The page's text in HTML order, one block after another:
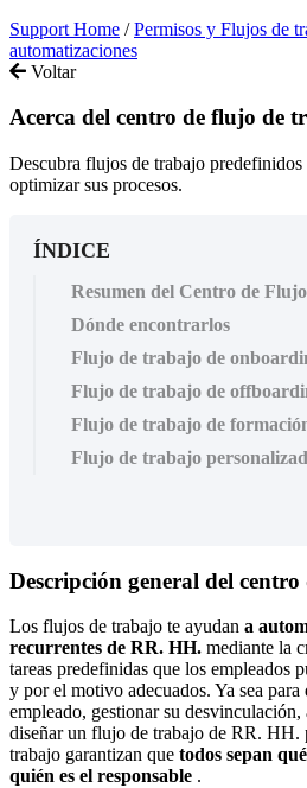
Support Home / Permisos y Flujos de
automatizaciones
Voltar
Acerca del centro de flujo de
Descubra flujos de trabajo
optimizar sus procesos.
ÍNDICE
Resumen del Centro de
Dónde encontrarlos
Flujo de trabajo de
Flujo de trabajo de
Flujo de trabajo de
Flujo de trabajo
Descripción general del centro
Los flujos de trabajo te ayudan a
recurrentes de RR. HH. mediante la
tareas predefinidas que los empleados
y por el motivo adecuados. Ya sea para
empleado, gestionar su desvinculación,
diseñar un flujo de trabajo de RR. HH.
trabajo garantizan que todos sepan qué
quién es el responsable .